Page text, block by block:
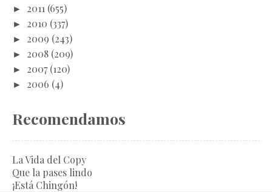
► 2011 (655)
► 2010 (337)
► 2009 (243)
► 2008 (209)
► 2007 (120)
► 2006 (4)
Recomendamos
La Vida del Copy
Que la pases lindo
¡Está Chingón!